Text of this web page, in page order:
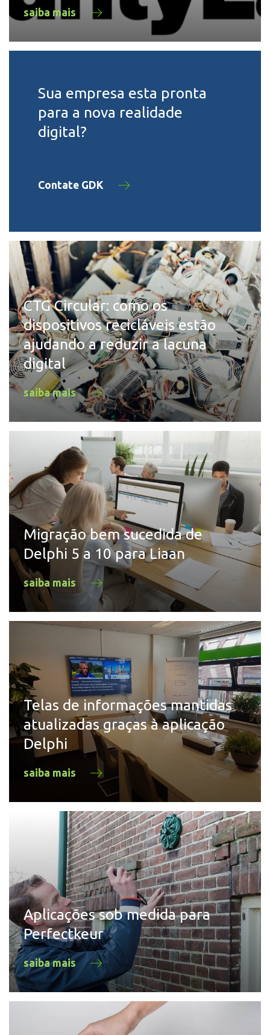
saiba mais
Sua empresa esta pronta
para a nova realidade
digital?
Contate GDK
CTG Circular: como os
dispositivos recicláveis estão
ajudando a reduzir a lacuna
digital
saiba mais
Migração bem sucedida de
Delphi 5 a 10 para Liaan
saiba mais
Telas de informações mantidas
atualizadas graças à aplicação
Delphi
saiba mais
Aplicações sob medida para
Perfectkeur
saiba mais